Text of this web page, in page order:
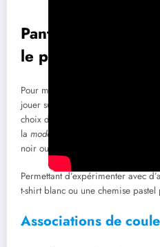
Pantalon cargo
le porter avec style
Pour mettre en valeur le pantalon
jouer sur les
choix de vêtement offre une
la mode masculine
noir ou le kaki apportent une base
Permettant d’expérimenter avec
t-shirt blanc ou une chemise
Associations de